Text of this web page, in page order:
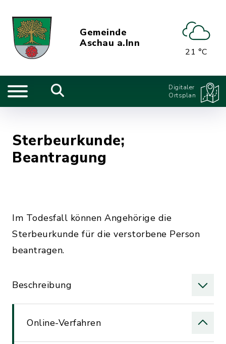
Gemeinde
Aschau a.Inn
21 °C
Digitaler
Ortsplan
Sterbeurkunde;
Beantragung
Im Todesfall können Angehörige die
Sterbeurkunde für die verstorbene Person
beantragen.
Beschreibung
Online-Verfahren